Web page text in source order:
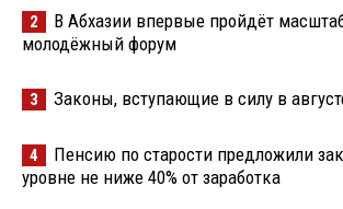
2
В Абхазии впервые пройдёт
молодёжный форум
3 Законы, вступающие в силу в
4
Пенсию по старости предложили
уровне не ниже 40% от заработка